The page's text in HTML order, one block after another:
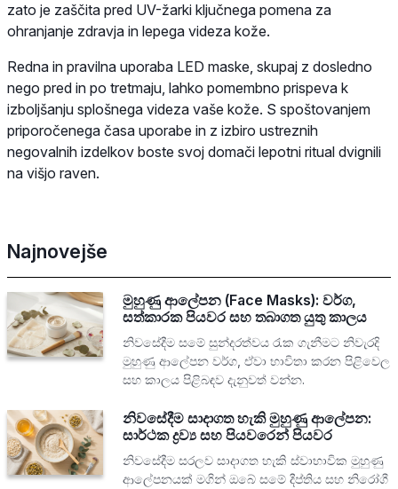
zato je zaščita pred UV-žarki ključnega pomena za
ohranjanje zdravja in lepega videza kože.
Redna in pravilna uporaba LED maske, skupaj z dosledno
nego pred in po tretmaju, lahko pomembno prispeva k
izboljšanju splošnega videza vaše kože. S spoštovanjem
priporočenega časa uporabe in z izbiro ustreznih
negovalnih izdelkov boste svoj domači lepotni ritual dvignili
na višjo raven.
Najnovejše
මුහුණු ආලේපන (Face Masks): වර්ග,
සත්කාරක පියවර සහ තබාගත යුතු කාලය
නිවසේදීම සමේ සුන්දරත්වය රැක ගැනීමට නිවැරදි
මුහුණු ආලේපන වර්ග, ඒවා භාවිතා කරන පිළිවෙල
සහ කාලය පිළිබඳව දැනුවත් වන්න.
නිවසේදීම සාදාගත හැකි මුහුණු ආලේපන:
සාර්ථක ද්‍රව්‍ය සහ පියවරෙන් පියවර
නිවසේදීම සරලව සාදාගත හැකි ස්වාභාවික මුහුණු
ආලේපනයක් මගින් ඔබේ සමේ දීප්තිය සහ නිරෝගී